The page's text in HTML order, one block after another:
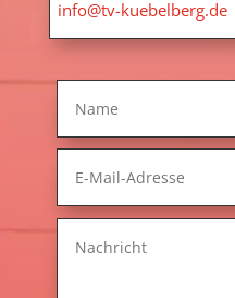
info@tv-kuebelberg.de